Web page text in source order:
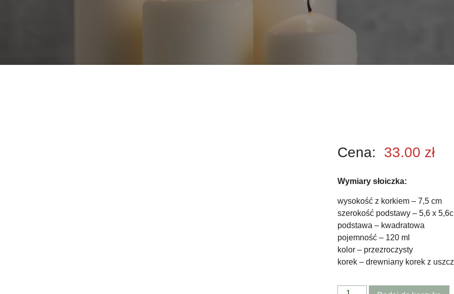
Cena: 33.00 zł
Wymiary słoiczka:
wysokość z korkiem – 7,5 cm
szerokość podstawy – 5,6 x
podstawa – kwadratowa
pojemność – 120 ml
kolor – przezroczysty
korek – drewniany korek z